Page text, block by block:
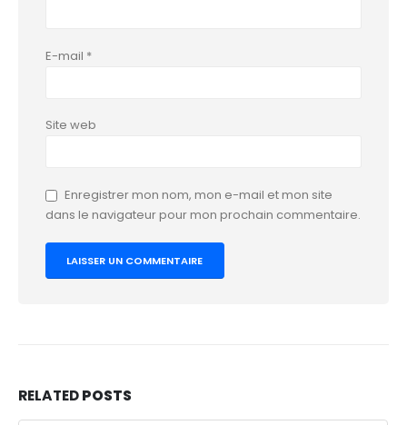
E-mail *
Site web
Enregistrer mon nom, mon e-mail et mon site
dans le navigateur pour mon prochain commentaire.
RELATEDPOSTS